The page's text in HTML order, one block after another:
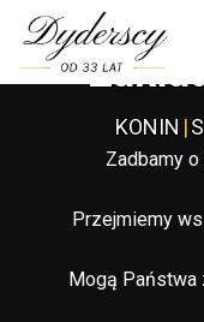
KONIN |
Zadbamy
Przejmiemy
Mogą Państwa